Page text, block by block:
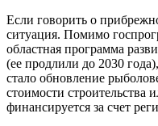
Если говорить о
ситуация. Помимо
областная программа
(ее продлили до 2030
стало обновление
стоимости строительства
финансируется за счет